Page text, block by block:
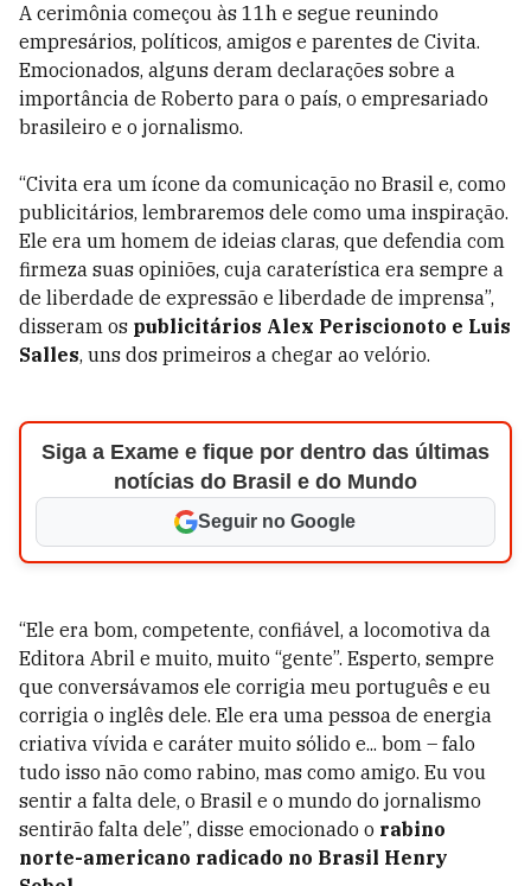
A cerimônia começou às 11h e segue reunindo
empresários, políticos, amigos e parentes de Civita.
Emocionados, alguns deram declarações sobre a
importância de Roberto para o país, o empresariado
brasileiro e o jornalismo.
“Civita era um ícone da comunicação no Brasil e, como
publicitários, lembraremos dele como uma inspiração.
Ele era um homem de ideias claras, que defendia com
firmeza suas opiniões, cuja caraterística era sempre a
de liberdade de expressão e liberdade de imprensa”,
disseram os publicitários Alex Periscionoto e Luis
Salles, uns dos primeiros a chegar ao velório.
Siga a Exame e fique por dentro das últimas
notícias do Brasil e do Mundo
Seguir no Google
“Ele era bom, competente, confiável, a locomotiva da
Editora Abril e muito, muito “gente”. Esperto, sempre
que conversávamos ele corrigia meu português e eu
corrigia o inglês dele. Ele era uma pessoa de energia
criativa vívida e caráter muito sólido e... bom – falo
tudo isso não como rabino, mas como amigo. Eu vou
sentir a falta dele, o Brasil e o mundo do jornalismo
sentirão falta dele”, disse emocionado o rabino
norte-americano radicado no Brasil Henry